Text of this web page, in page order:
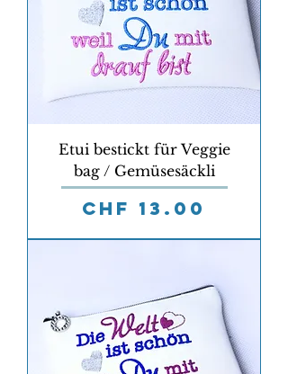
Etui bestickt für Veggie
bag / Gemüsesäckli
Preis
CHF 13.00